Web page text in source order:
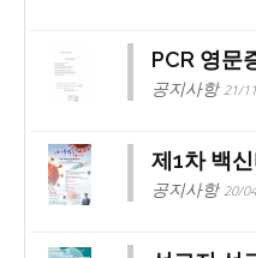
PCR 영문
공지사항 21/
제1차 백
공지사항 20/